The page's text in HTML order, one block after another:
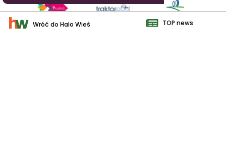
Wróć do Halo Wieś TOP news